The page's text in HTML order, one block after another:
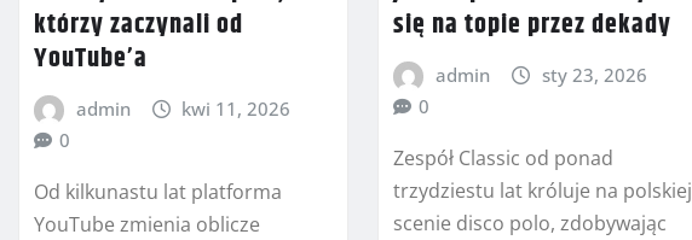
którzy zaczynali od
YouTube’a
admin
kwi 11, 2026
0
Od kilkunastu lat platforma
YouTube zmienia oblicze
się na topie przez dekady
admin
sty 23, 2026
0
Zespół Classic od ponad
trzydziestu lat króluje na polskiej
scenie disco polo, zdobywając